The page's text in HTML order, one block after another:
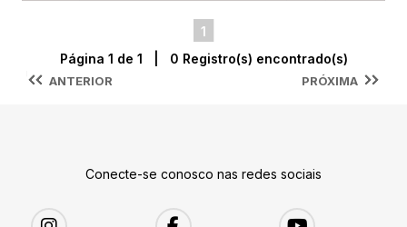
1
ANTERIOR
Página 1 de 1 | 0 Registro(s) encontrado(s)
PRÓXIMA
Conecte-se conosco nas redes sociais